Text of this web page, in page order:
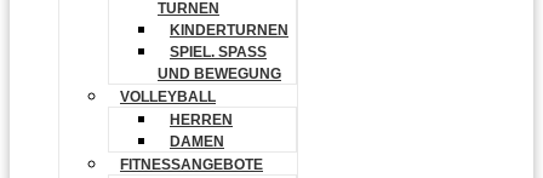
TURNEN
KINDERTURNEN
SPIEL. SPASS U
ND BEWEGUNG
VOLLEYBALL
HERREN
DAMEN
FITNESSANGEBOTE